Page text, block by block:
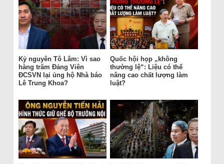
Kỷ nguyên Tô Lâm: Vì sao
hàng trăm Đảng Viên
ĐCSVN lại ủng hộ Nhà báo
Lê Trung Khoa?
Quốc hội họp „không
thường lệ“: Liệu có thể
nâng cao chất lượng làm
luật?